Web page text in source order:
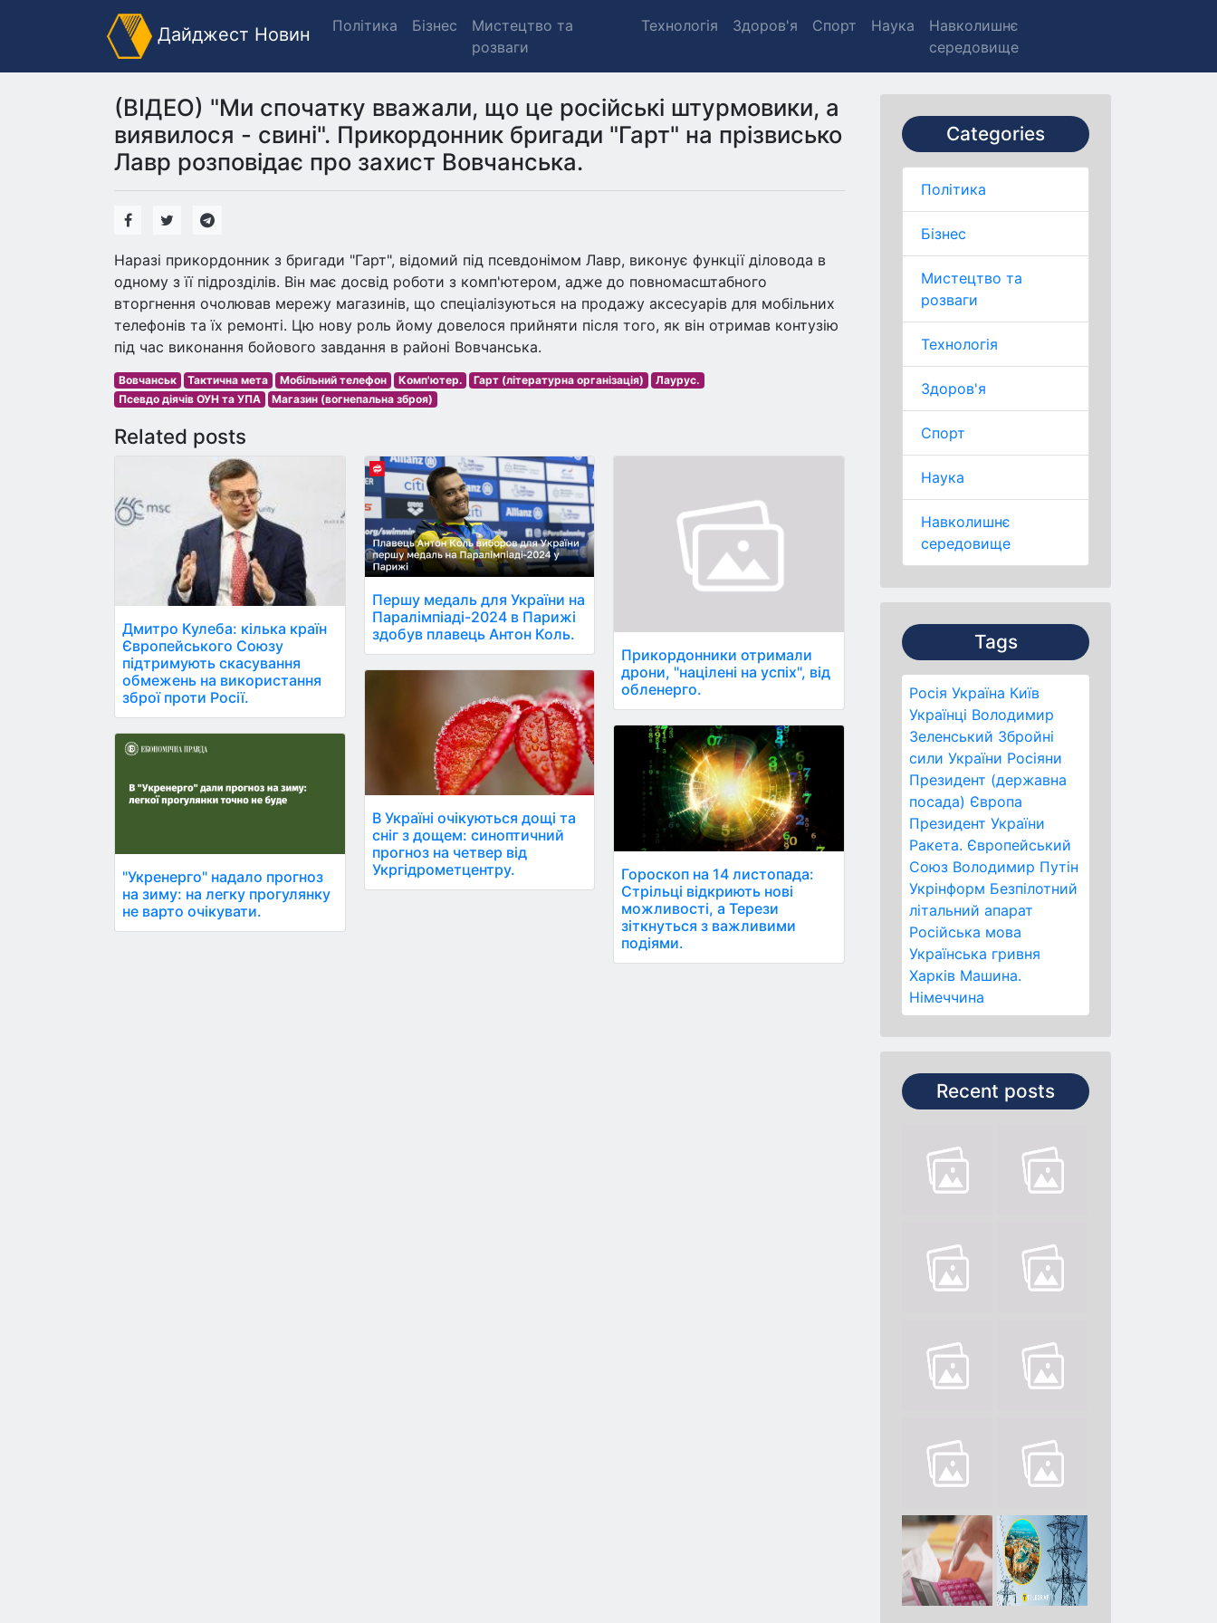
Дайджест Новин Політика Бізнес
Мистецтво та
розваги
Технологія Здоров'я Спорт Наука
Навколишнє
середовище
Categories
Політика
Бізнес
Мистецтво та
розваги
Технологія
Здоров'я
Спорт
Наука
Навколишнє
середовище
Tags
Росія Україна Київ
Українці Володимир
Зеленський Збройні
сили України Росіяни
Президент (державна
посада) Європа
Президент України
Ракета. Європейський
Союз Володимир Путін
Укрінформ Безпілотний
літальний апарат
Російська мова
Українська гривня
Харків Машина.
Німеччина
Recent posts
(ВІДЕО) "Ми спочатку вважали, що це російські штурмовики, а
виявилося - свині". Прикордонник бригади "Гарт" на прізвисько
Лавр розповідає про захист Вовчанська.
Наразі прикордонник з бригади "Гарт", відомий під псевдонімом Лавр, виконує функції діловода в
одному з її підрозділів. Він має досвід роботи з комп'ютером, адже до повномасштабного
вторгнення очолював мережу магазинів, що спеціалізуються на продажу аксесуарів для мобільних
телефонів та їх ремонті. Цю нову роль йому довелося прийняти після того, як він отримав контузію
під час виконання бойового завдання в районі Вовчанська.
Вовчанськ Тактична мета Мобільний телефон Комп'ютер. Гарт (літературна організація)
Лаурус.
Псевдо діячів ОУН та УПА
Магазин (вогнепальна зброя)
Related posts
Дмитро Кулеба: кілька країн
Європейського Союзу
підтримують скасування
обмежень на використання
зброї проти Росії.
"Укренерго" надало прогноз
на зиму: на легку прогулянку
не варто очікувати.
Першу медаль для України на
Паралімпіаді-2024 в Парижі
здобув плавець Антон Коль.
В Україні очікуються дощі та
сніг з дощем: синоптичний
прогноз на четвер від
Укргідрометцентру.
Прикордонники отримали
дрони, "націлені на успіх", від
обленерго.
Гороскоп на 14 листопада:
Стрільці відкриють нові
можливості, а Терези
зіткнуться з важливими
подіями.